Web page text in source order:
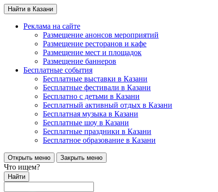
Найти в Казани
Реклама на сайте
Размещение анонсов мероприятий
Размещение ресторанов и кафе
Размещение мест и площадок
Размещение баннеров
Бесплатные события
Бесплатные выставки в Казани
Бесплатные фестивали в Казани
Бесплатно с детьми в Казани
Бесплатный активный отдых в Казани
Бесплатная музыка в Казани
Бесплатные шоу в Казани
Бесплатные праздники в Казани
Бесплатное образование в Казани
Открыть меню Закрыть меню
Что ищем?
Найти